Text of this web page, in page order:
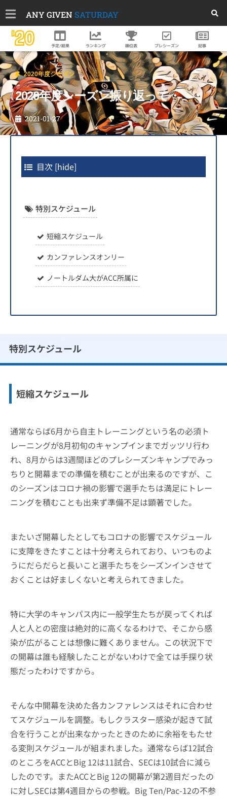
ANY GIVEN SATURDAY
'20 予定/結果 ランキング 順位表 プレシーズン 記事
2020年度シーズン
2020年度シーズン振り返って・・・
2021-01-27
目次 [hide]
特別スケジュール
短縮スケジュール
カンファレンスオンリー
ノートルダム大がACC所属に
特別スケジュール
短縮スケジュール
通常ならば6月から自主トレーニングという名の必須ト
レーニングが8月初旬のキャンプインまでガッツリ行わ
れ、8月からは3週間ほどのプレシーズンキャンプでみっ
ちりと開幕までの準備を積むことが出来るのですが、こ
のシーズンはコロナ禍の影響で選手たちは満足にトレー
ニングを積むことも出来ず準備不足は顕著でした。
またいざ開幕したとしてもコロナの影響でスケジュール
に支障をきたすことは十分考えられており、いつものよ
うにだらだらと長いこと選手たちをシーズンインさせて
おくことは好ましくないと考えられてきました。
特に大学のキャンパス内に一般学生たちが戻ってくれば
人と人との密度は絶対的に高くなるわけで、そこから感
染が広がることは想像に難くありません。この状況下で
の開幕は誰も経験したことがないわけで全ては手探り状
態だったわけですから。
そんな中開幕を決めた各カンファレンスはそれに合わせ
てスケジュールを調整。もしクラスター感染が起きて試
合を行うことが出来なかったときのために余裕をもたせ
る変則スケジュールが組まれました。通常ならば12試合
のところをACCとBig 12は11試合、SECは10試合に減ら
したのです。またACCとBig 12の開幕が第2週目だったの
に対しSECは第4週目からの参戦。Big Ten/Pac-12の不参